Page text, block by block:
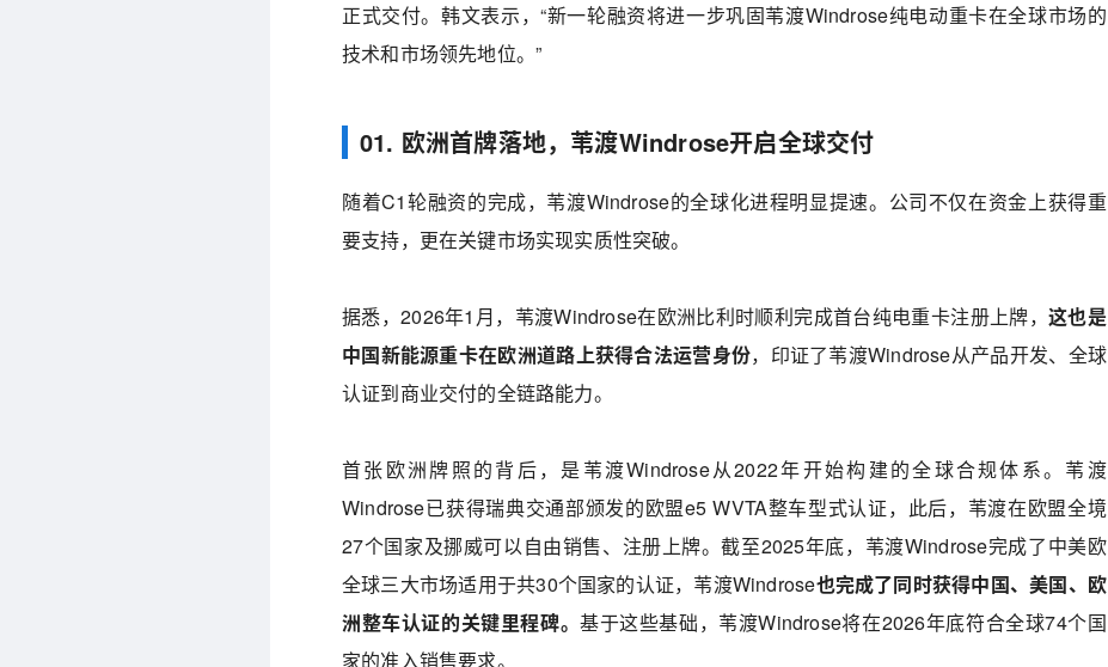
正式交付。韩文表示，“新一轮融资将进一步巩固苇渡Windrose纯电动重卡在全球市场的
技术和市场领先地位。”
01. 欧洲首牌落地，苇渡Windrose开启全球交付
随着C1轮融资的完成，苇渡Windrose的全球化进程明显提速。公司不仅在资金上获得重
要支持，更在关键市场实现实质性突破。
据悉，2026年1月，苇渡Windrose在欧洲比利时顺利完成首台纯电重卡注册上牌，这也是
中国新能源重卡在欧洲道路上获得合法运营身份，印证了苇渡Windrose从产品开发、全球
认证到商业交付的全链路能力。
首张欧洲牌照的背后，是苇渡Windrose从2022年开始构建的全球合规体系。苇渡
Windrose已获得瑞典交通部颁发的欧盟e5 WVTA整车型式认证，此后，苇渡在欧盟全境
27个国家及挪威可以自由销售、注册上牌。截至2025年底，苇渡Windrose完成了中美欧
全球三大市场适用于共30个国家的认证，苇渡Windrose也完成了同时获得中国、美国、欧
洲整车认证的关键里程碑。基于这些基础，苇渡Windrose将在2026年底符合全球74个国
家的准入销售要求。